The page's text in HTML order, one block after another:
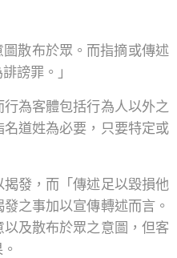
散布於眾。而指摘或傳述
謗罪。」
為客體包括行為人以外之
道姓為必要，只要特定或
發，而「傳述足以毀損他
之事加以宣傳轉述而言。
及散布於眾之意圖，但客